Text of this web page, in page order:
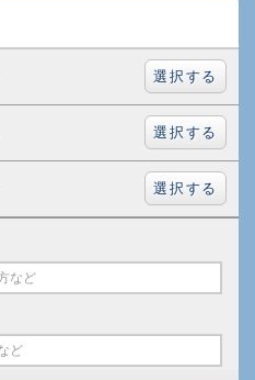
選択する
選択する
選択する